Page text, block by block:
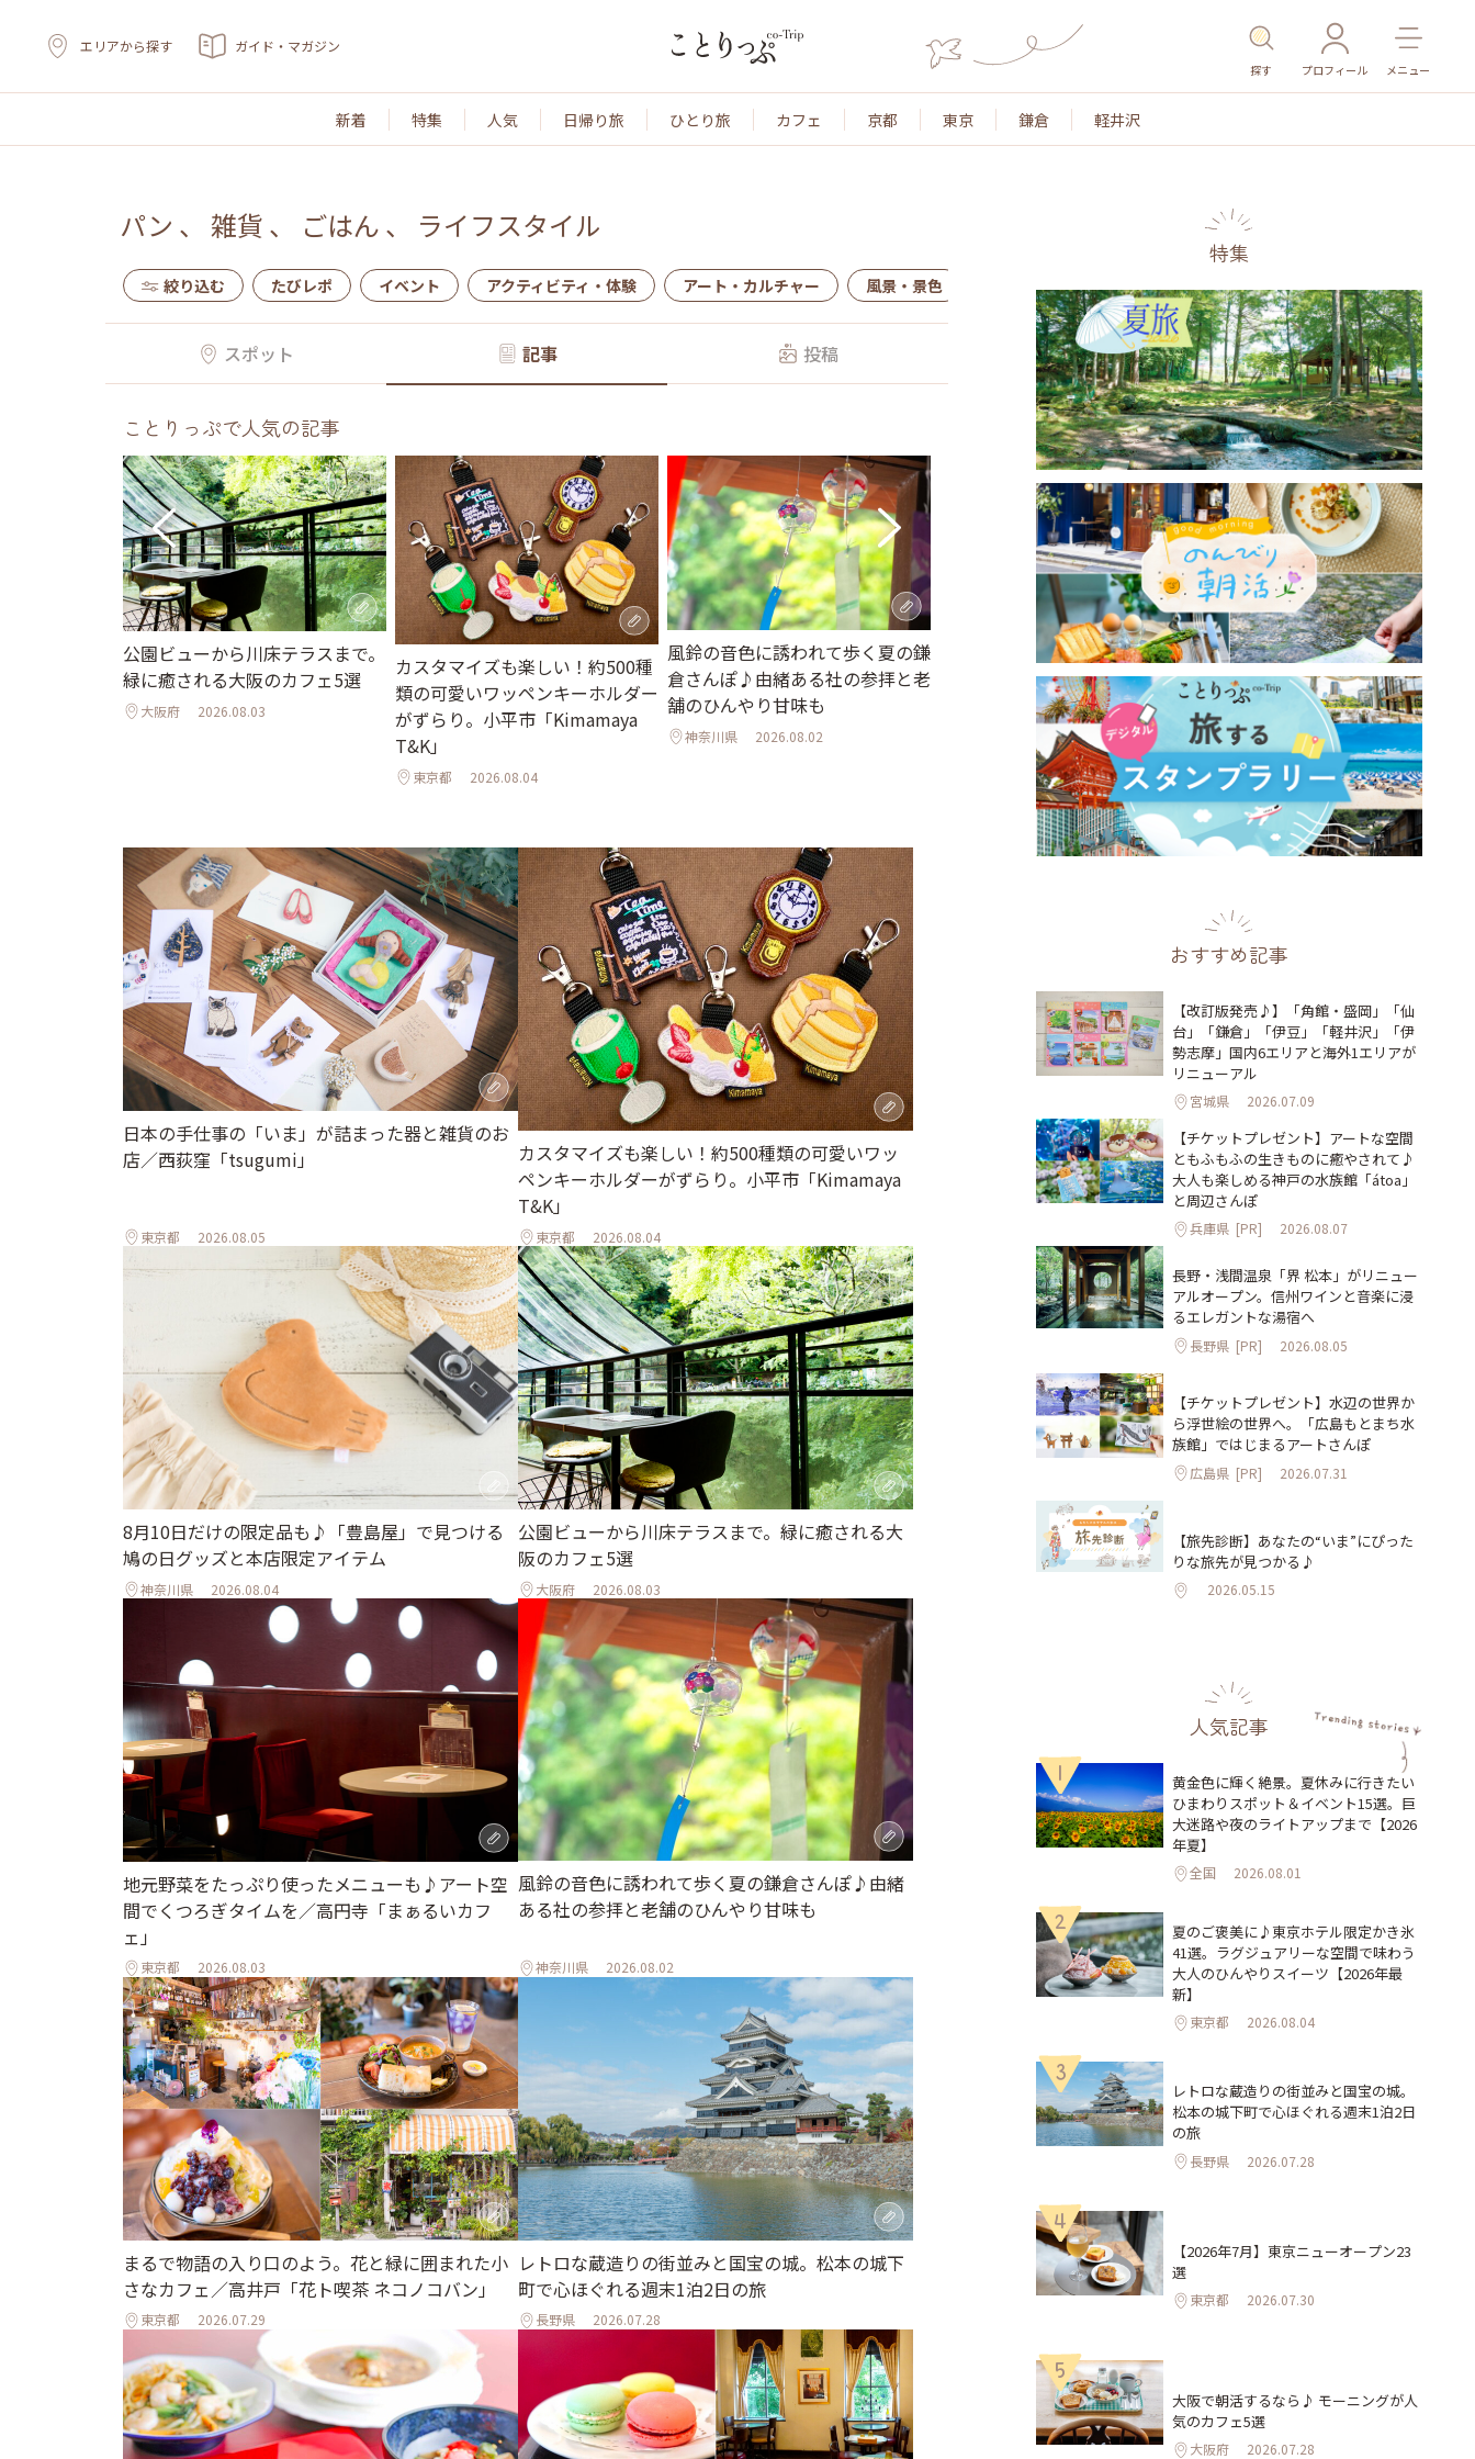
エリアから探す ガイド・マガジン
探す プロフィール メニュー
新着 特集 人気 日帰り旅 ひとり旅 カフェ 京都 東京 鎌倉 軽井沢
パン 、 雑貨 、 ごはん 、 ライフスタイル
絞り込む たびレポ イベント アクティビティ・体験 アート・カルチャー 風景・景色 名所・旧跡 温泉・スパ その他施設 ごはん
スポット 記事 投稿
ことりっぷで人気の記事
公園ビューから川床テラスまで。
緑に癒される大阪のカフェ5選
大阪府 2026.08.03
カスタマイズも楽しい！約500種
類の可愛いワッペンキーホルダー
がずらり。小平市「Kimamaya
T&K」
東京都 2026.08.04
風鈴の音色に誘われて歩く夏の鎌
倉さんぽ♪由緒ある社の参拝と老
舗のひんやり甘味も
神奈川県 2026.08.02
8月10日だけの限定品も♪「豊島
屋」で見つける鳩の日グッズと本
店限定アイテム
2026.08.04
日本の手仕事の「いま」が詰まった器と雑貨のお
店／西荻窪「tsugumi」
東京都 2026.08.05
カスタマイズも楽しい！約500種類の可愛いワッ
ペンキーホルダーがずらり。小平市「Kimamaya
T&K」
東京都 2026.08.04
8月10日だけの限定品も♪「豊島屋」で見つける
鳩の日グッズと本店限定アイテム
神奈川県 2026.08.04
公園ビューから川床テラスまで。緑に癒される大
阪のカフェ5選
大阪府 2026.08.03
地元野菜をたっぷり使ったメニューも♪アート空
間でくつろぎタイムを／高円寺「まぁるいカフ
ェ」
東京都 2026.08.03
風鈴の音色に誘われて歩く夏の鎌倉さんぽ♪由緒
ある社の参拝と老舗のひんやり甘味も
神奈川県 2026.08.02
まるで物語の入り口のよう。花と緑に囲まれた小
さなカフェ／高井戸「花ト喫茶 ネコノコバン」
東京都 2026.07.29
レトロな蔵造りの街並みと国宝の城。松本の城下
町で心ほぐれる週末1泊2日の旅
長野県 2026.07.28
特集
おすすめ記事
【改訂版発売♪】「角館・盛岡」「仙
台」「鎌倉」「伊豆」「軽井沢」「伊
勢志摩」国内6エリアと海外1エリアが
リニューアル
宮城県 2026.07.09
【チケットプレゼント】アートな空間
ともふもふの生きものに癒やされて♪
大人も楽しめる神戸の水族館「átoa」
と周辺さんぽ
兵庫県 [PR] 2026.08.07
長野・浅間温泉「界 松本」がリニュー
アルオープン。信州ワインと音楽に浸
るエレガントな湯宿へ
長野県 [PR] 2026.08.05
【チケットプレゼント】水辺の世界か
ら浮世絵の世界へ。「広島もとまち水
族館」ではじまるアートさんぽ
広島県 [PR] 2026.07.31
【旅先診断】あなたの“いま”にぴった
りな旅先が見つかる♪
2026.05.15
人気記事
1
黄金色に輝く絶景。夏休みに行きたい
ひまわりスポット＆イベント15選。巨
大迷路や夜のライトアップまで【2026
年夏】
全国 2026.08.01
2
夏のご褒美に♪東京ホテル限定かき氷
41選。ラグジュアリーな空間で味わう
大人のひんやりスイーツ【2026年最
新】
東京都 2026.08.04
3
レトロな蔵造りの街並みと国宝の城。
松本の城下町で心ほぐれる週末1泊2日
の旅
長野県 2026.07.28
4
【2026年7月】東京ニューオープン23
選
東京都 2026.07.30
5
大阪で朝活するなら♪ モーニングが人
気のカフェ5選
大阪府 2026.07.28